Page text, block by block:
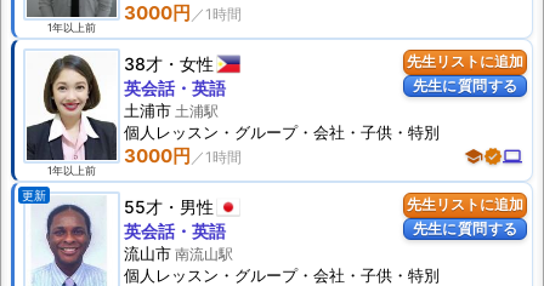
1年以上前
3000円
先生リストに追加
先生に質問する
1年以上前
38才 女性
3000円 schoolverifiedcomputer
英会話・英語
土浦市 土浦駅
個人 レッスン ・グループ・会社・子供・特別
先生リストに追加
先生に質問する
更新
55才 男性
英会話・英語
流山市 南流山駅
個人 レッスン ・グループ・会社・子供・特別